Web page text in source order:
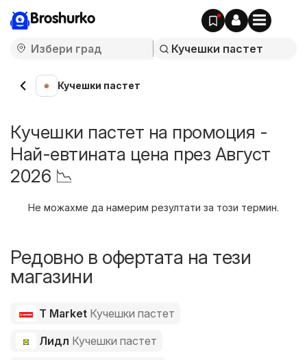
Broshurko
Кучешки пастет
Кучешки пастет на промоция -
Най-евтината цена през Август
2026 📉
Не можахме да намерим резултати за този термин.
Редовно в офертата на тези
магазини
T Market Кучешки пастет
Лидл Кучешки пастет